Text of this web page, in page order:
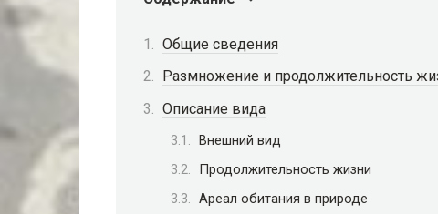
Общие сведения
Размножение и продолжительность
Описание вида
Внешний вид
Продолжительность жизни
Ареал обитания в природе